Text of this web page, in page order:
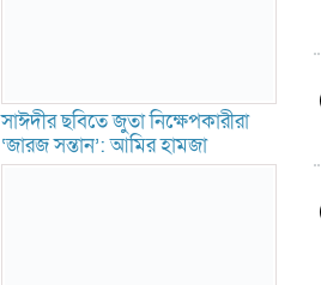
সাঈদীর ছবিতে জুতা নিক্ষেপকারীরা
‘জারজ সন্তান’: আমির হামজা